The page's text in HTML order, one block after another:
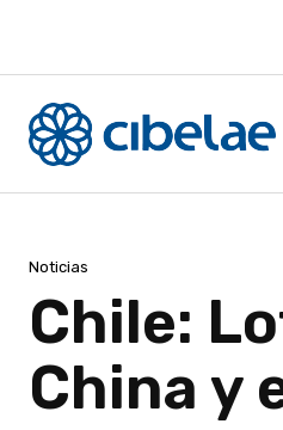
Noticias
Chile:
China y